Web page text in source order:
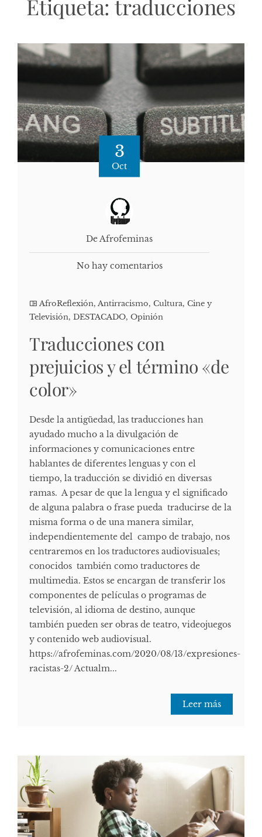
Etiqueta:traducciones
3
Oct
De Afrofeminas
No hay comentarios
AfroReflexión, Antirracismo, Cultura, Cine y
Televisión, DESTACADO, Opinión
Traducciones con
prejuicios y el término «de
color»
Desde la antigüedad, las traducciones han
ayudado mucho a la divulgación de
informaciones y comunicaciones entre
hablantes de diferentes lenguas y con el
tiempo, la traducción se dividió en diversas
ramas. A pesar de que la lengua y el significado
de alguna palabra o frase pueda traducirse de la
misma forma o de una manera similar,
independientemente del campo de trabajo, nos
centraremos en los traductores audiovisuales;
conocidos también como traductores de
multimedia. Estos se encargan de transferir los
componentes de películas o programas de
televisión, al idioma de destino, aunque
también pueden ser obras de teatro, videojuegos
y contenido web audiovisual.
https://afrofeminas.com/2020/08/13/expresiones-
racistas-2/ Actualm...
Leer más